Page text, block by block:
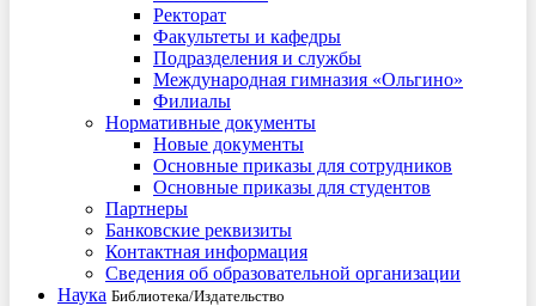
Ректорат
Факультеты и кафедры
Подразделения и службы
Международная гимназия «Ольгино»
Филиалы
Нормативные документы
Новые документы
Основные приказы для сотрудников
Основные приказы для студентов
Партнеры
Банковские реквизиты
Контактная информация
Сведения об образовательной организации
Наука Библиотека/Издательство